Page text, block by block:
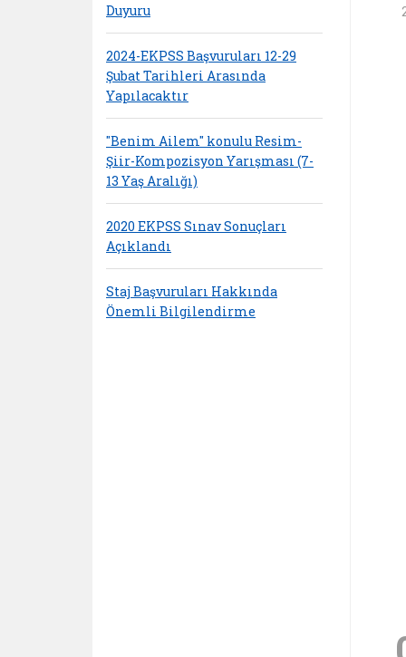
Duyuru
2024-EKPSS Başvuruları 12-29
Şubat Tarihleri Arasında
Yapılacaktır
"Benim Ailem" konulu Resim-
Şiir-Kompozisyon Yarışması (7-
13 Yaş Aralığı)
2020 EKPSS Sınav Sonuçları
Açıklandı
Staj Başvuruları Hakkında
Önemli Bilgilendirme